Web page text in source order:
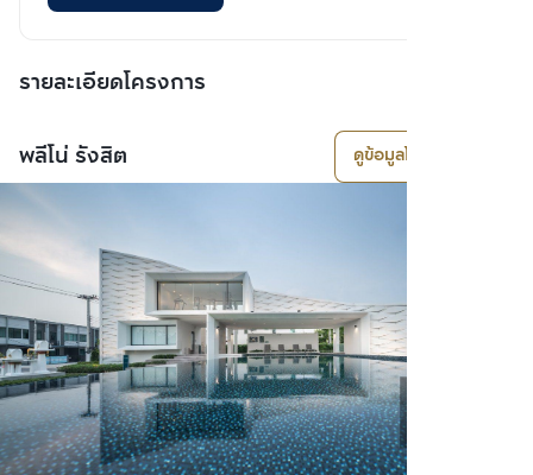
รายละเอียดโครงการ
พลีโน่ รังสิต ดูข้อมูลโครงการ